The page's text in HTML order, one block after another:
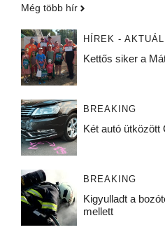
Még több hír
HÍREK -
Kettős siker a
BREAKING
Két autó ütközött
BREAKING
Kigyulladt a
mellett